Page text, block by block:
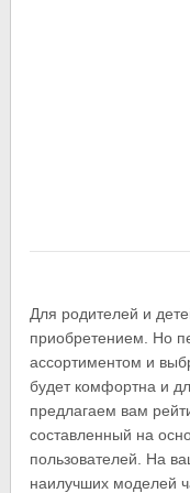
Для родителей и
приобретением. Но
ассортиментом и
будет комфортна и
предлагаем вам
составленный на
пользователей. На
наилучших моделей